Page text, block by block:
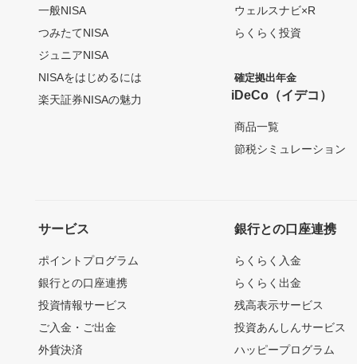
一般NISA
つみたてNISA
ジュニアNISA
NISAをはじめるには
楽天証券NISAの魅力
ウェルスナビ×R
らくらく投資
確定拠出年金
iDeCo（イデコ）
商品一覧
節税シミュレーション
サービス
ポイントプログラム
銀行との口座連携
投資情報サービス
ご入金・ご出金
外貨決済
銀行との口座連携
らくらく入金
らくらく出金
残高表示サービス
投資あんしんサービス
ハッピープログラム